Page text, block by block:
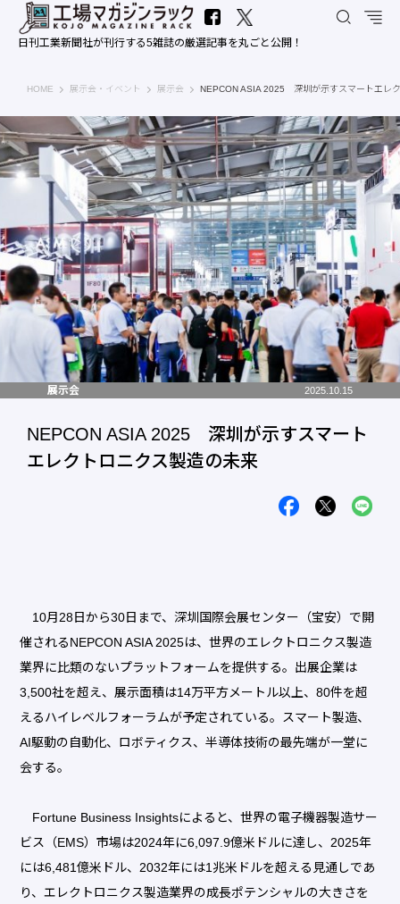
日刊工業新聞社が刊行する5雑誌の厳選記事を丸ごと公開！
HOME 工場マガジンラック｜日刊工業新聞社
展示会・イベント 展示会 NEPCON ASIA 2025 深圳が示すスマートエレ
展示会 2025.10.15
NEPCON ASIA 2025 深圳が示すスマート
エレクトロニクス製造の未来
10月28日から30日まで、深圳国際会展センター（宝安）で開
催されるNEPCON ASIA 2025は、世界のエレクトロニクス製造
業界に比類のないプラットフォームを提供する。出展企業は
3,500社を超え、展示面積は14万平方メートル以上、80件を超
えるハイレベルフォーラムが予定されている。スマート製造、
AI駆動の自動化、ロボティクス、半導体技術の最先端が一堂に
会する。
Fortune Business Insightsによると、世界の電子機器製造サー
ビス（EMS）市場は2024年に6,097.9億米ドルに達し、2025年
には6,481億米ドル、2032年には1兆米ドルを超える見通しであ
り、エレクトロニクス製造業界の成長ポテンシャルの大きさを